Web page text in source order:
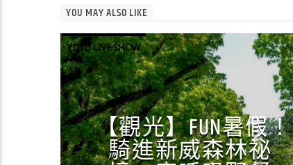
YOU MAY ALSO LIKE
YOYO LIVE SHOW
【觀光】FUN暑假！
騎進新威森林祕